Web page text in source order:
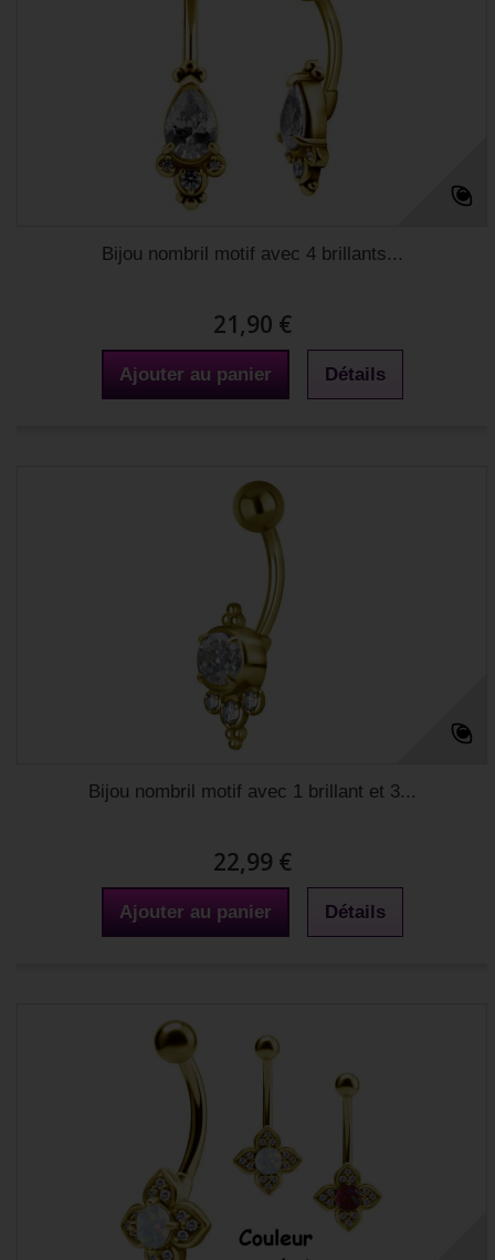
Bijou nombril motif avec 4 brillants...
21,90 €
Ajouter au panier Détails
Bijou nombril motif avec 1 brillant et 3...
22,99 €
Ajouter au panier Détails